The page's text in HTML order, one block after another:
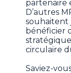
partenaire
D’autres
souhaitent
bénéficier
circulaire
Saviez-